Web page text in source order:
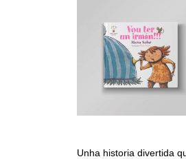
Unha historia divertida